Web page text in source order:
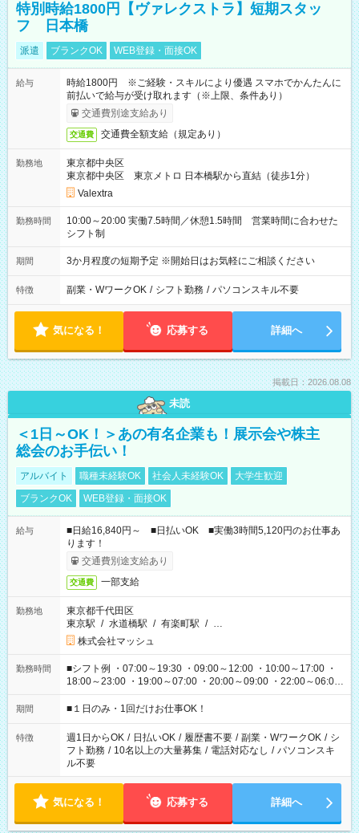
特別時給1800円【ヴァレクストラ】短期スタッ
フ 日本橋
派遣 ブランクOK WEB登録・面接OK
給与
時給1800円 ※ご経験・スキルにより優遇 スマホでかんたんに
前払いで給与が受け取れます（※上限、条件あり）
交通費別途支給あり
交通費 交通費全額支給（規定あり）
勤務地
東京都中央区
東京都中央区 東京メトロ 日本橋駅から直結（徒歩1分）
Valextra
勤務時間
10:00～20:00 実働7.5時間／休憩1.5時間 営業時間に合わせた
シフト制
期間 3か月程度の短期予定 ※開始日はお気軽にご相談ください
特徴 副業・WワークOK / シフト勤務 / パソコンスキル不要
気になる！ 応募する 詳細へ
掲載日：2026.08.08
未読
＜1日～OK！＞あの有名企業も！展示会や株主
総会のお手伝い！
アルバイト 職種未経験OK 社会人未経験OK
大学生歓迎
ブランクOK
WEB登録・面接OK
給与
■日給16,840円～ ■日払いOK ■実働3時間5,120円のお仕事あ
ります！
交通費別途支給あり
交通費 一部支給
勤務地
東京都千代田区
東京駅 / 水道橋駅 / 有楽町駅 / …
株式会社マッシュ
勤務時間
■シフト例 ・07:00～19:30 ・09:00～12:00 ・10:00～17:00 ・
18:00～23:00 ・19:00～07:00 ・20:00～09:00 ・22:00～06:00
etc ★最短で3時間で5,120円のお仕事から 15時間で2万円近く稼
げるお仕事も！ ご希望のお時間に合わせてご紹介！ ※シフトは
ください！
期間 ■１日のみ・1回だけお仕事OK！
特徴 週1日からOK / 日払いOK / 履歴書不要 / 副業・WワークOK / シ
フト勤務 / 10名以上の大量募集 / 電話対応なし / パソコンスキ
ル不要
気になる！ 応募する 詳細へ